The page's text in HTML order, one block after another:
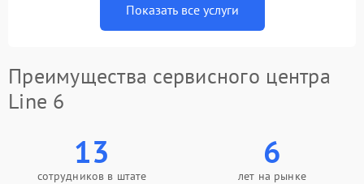
Показать все услуги
Преимущества сервисного центра
Line 6
13
сотрудников в штате
6
лет на рынке